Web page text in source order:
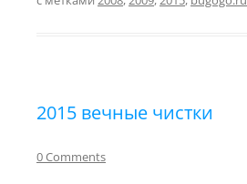
2015 вечные чистки
0 Comments